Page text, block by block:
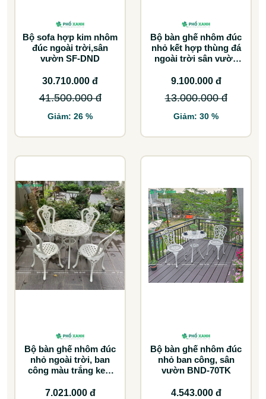
Bộ sofa hợp kim nhôm
đúc ngoài trời,sân
vườn SF-DND
30.710.000 đ
41.500.000 đ
Giảm: 26 %
Bộ bàn ghế nhôm đúc
nhỏ kết hợp thùng đá
ngoài trời sân vườn
9.100.000 đ
13.000.000 đ
Giảm: 30 %
Bộ bàn ghế nhôm đúc
nhỏ ngoài trời, ban
công màu trắng kem
7.021.000 đ
Bộ bàn ghế nhôm đúc
nhỏ ban công, sân
vườn BND-70TK
4.543.000 đ